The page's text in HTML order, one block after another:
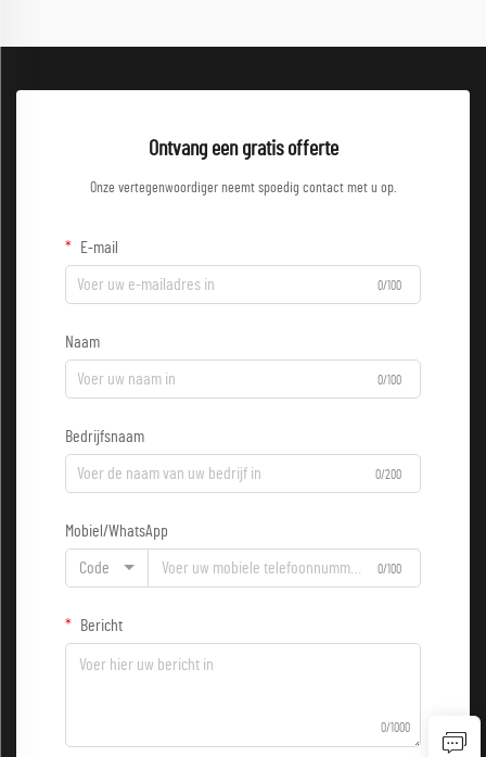
Ontvang een gratis offerte
Onze vertegenwoordiger neemt spoedig contact met u op.
E-mail
0/100
Naam
0/100
Bedrijfsnaam
0/200
Mobiel/WhatsApp
Code 0/100
Bericht
0/1000